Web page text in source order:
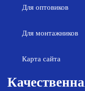
Для оптовиков
Для монтажников
Карта сайта